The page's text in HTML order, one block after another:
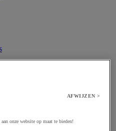
AFWIJZEN >
onze website op maat te bieden!